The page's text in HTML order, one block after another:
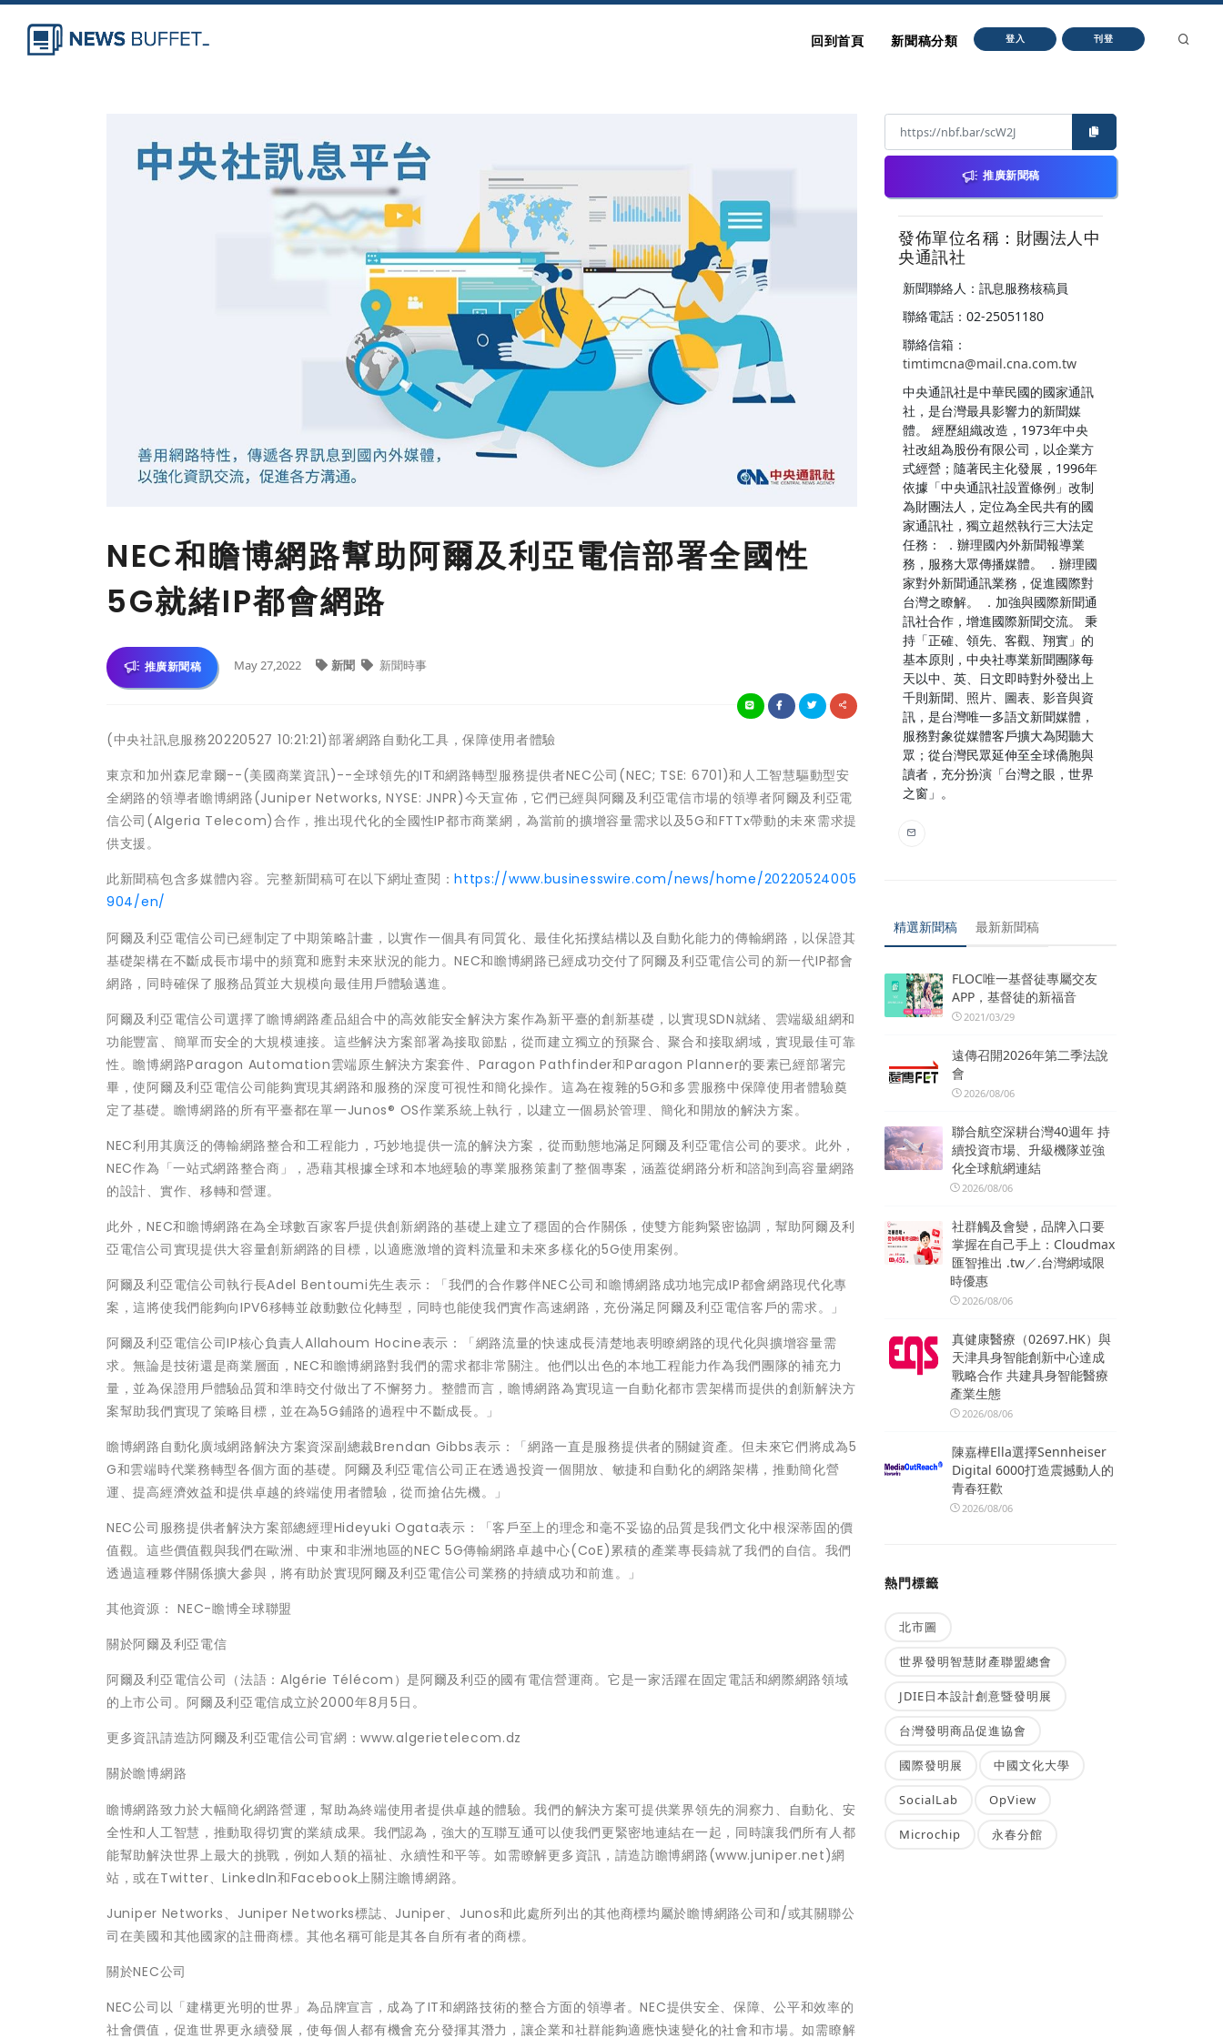
回到首頁 新聞稿分類 登入 刊登
NEC和瞻博網路幫助阿爾及利亞電信部署全國性
5G就緒IP都會網路
推廣新聞稿 May 27,2022 新聞 新聞時事
(中央社訊息服務20220527 10:21:21)部署網路自動化工具，保障使用者體驗
東京和加州森尼韋爾--(美國商業資訊)--全球領先的IT和網路轉型服務提供者NEC公司(NEC; TSE: 6701)和人工智慧驅動型安
全網路的領導者瞻博網路(Juniper Networks, NYSE: JNPR)今天宣佈，它們已經與阿爾及利亞電信市場的領導者阿爾及利亞電
信公司(Algeria Telecom)合作，推出現代化的全國性IP都市商業網，為當前的擴增容量需求以及5G和FTTx帶動的未來需求提
供支援。
此新聞稿包含多媒體內容。完整新聞稿可在以下網址查閱：https://www.businesswire.com/news/home/20220524005
904/en/
阿爾及利亞電信公司已經制定了中期策略計畫，以實作一個具有同質化、最佳化拓撲結構以及自動化能力的傳輸網路，以保證其
基礎架構在不斷成長市場中的頻寬和應對未來狀況的能力。NEC和瞻博網路已經成功交付了阿爾及利亞電信公司的新一代IP都會
網路，同時確保了服務品質並大規模向最佳用戶體驗邁進。
阿爾及利亞電信公司選擇了瞻博網路產品組合中的高效能安全解決方案作為新平臺的創新基礎，以實現SDN就緒、雲端級組網和
功能豐富、簡單而安全的大規模連接。這些解決方案部署為接取節點，從而建立獨立的預聚合、聚合和接取網域，實現最佳可靠
性。瞻博網路Paragon Automation雲端原生解決方案套件、Paragon Pathfinder和Paragon Planner的要素已經部署完
畢，使阿爾及利亞電信公司能夠實現其網路和服務的深度可視性和簡化操作。這為在複雜的5G和多雲服務中保障使用者體驗奠
定了基礎。瞻博網路的所有平臺都在單一Junos® OS作業系統上執行，以建立一個易於管理、簡化和開放的解決方案。
NEC利用其廣泛的傳輸網路整合和工程能力，巧妙地提供一流的解決方案，從而動態地滿足阿爾及利亞電信公司的要求。此外，
NEC作為「一站式網路整合商」，憑藉其根據全球和本地經驗的專業服務策劃了整個專案，涵蓋從網路分析和諮詢到高容量網路
的設計、實作、移轉和營運。
此外，NEC和瞻博網路在為全球數百家客戶提供創新網路的基礎上建立了穩固的合作關係，使雙方能夠緊密協調，幫助阿爾及利
亞電信公司實現提供大容量創新網路的目標，以適應激增的資料流量和未來多樣化的5G使用案例。
阿爾及利亞電信公司執行長Adel Bentoumi先生表示：「我們的合作夥伴NEC公司和瞻博網路成功地完成IP都會網路現代化專
案，這將使我們能夠向IPV6移轉並啟動數位化轉型，同時也能使我們實作高速網路，充份滿足阿爾及利亞電信客戶的需求。」
阿爾及利亞電信公司IP核心負責人Allahoum Hocine表示：「網路流量的快速成長清楚地表明瞭網路的現代化與擴增容量需
求。無論是技術還是商業層面，NEC和瞻博網路對我們的需求都非常關注。他們以出色的本地工程能力作為我們團隊的補充力
量，並為保證用戶體驗品質和準時交付做出了不懈努力。整體而言，瞻博網路為實現這一自動化都市雲架構而提供的創新解決方
案幫助我們實現了策略目標，並在為5G鋪路的過程中不斷成長。」
瞻博網路自動化廣域網路解決方案資深副總裁Brendan Gibbs表示：「網路一直是服務提供者的關鍵資產。但未來它們將成為5
G和雲端時代業務轉型各個方面的基礎。阿爾及利亞電信公司正在透過投資一個開放、敏捷和自動化的網路架構，推動簡化營
運、提高經濟效益和提供卓越的終端使用者體驗，從而搶佔先機。」
NEC公司服務提供者解決方案部總經理Hideyuki Ogata表示：「客戶至上的理念和毫不妥協的品質是我們文化中根深蒂固的價
值觀。這些價值觀與我們在歐洲、中東和非洲地區的NEC 5G傳輸網路卓越中心(CoE)累積的產業專長鑄就了我們的自信。我們
透過這種夥伴關係擴大參與，將有助於實現阿爾及利亞電信公司業務的持續成功和前進。」
其他資源： NEC-瞻博全球聯盟
關於阿爾及利亞電信
阿爾及利亞電信公司（法語：Algérie Télécom）是阿爾及利亞的國有電信營運商。它是一家活躍在固定電話和網際網路領域
的上市公司。阿爾及利亞電信成立於2000年8月5日。
更多資訊請造訪阿爾及利亞電信公司官網：www.algerietelecom.dz
關於瞻博網路
瞻博網路致力於大幅簡化網路營運，幫助為終端使用者提供卓越的體驗。我們的解決方案可提供業界領先的洞察力、自動化、安
全性和人工智慧，推動取得切實的業績成果。我們認為，強大的互聯互通可以使我們更緊密地連結在一起，同時讓我們所有人都
能幫助解決世界上最大的挑戰，例如人類的福祉、永續性和平等。如需瞭解更多資訊，請造訪瞻博網路(www.juniper.net)網
站，或在Twitter、LinkedIn和Facebook上關注瞻博網路。
Juniper Networks、Juniper Networks標誌、Juniper、Junos和此處所列出的其他商標均屬於瞻博網路公司和/或其關聯公
司在美國和其他國家的註冊商標。其他名稱可能是其各自所有者的商標。
關於NEC公司
NEC公司以「建構更光明的世界」為品牌宣言，成為了IT和網路技術的整合方面的領導者。NEC提供安全、保障、公平和效率的
社會價值，促進世界更永續發展，使每個人都有機會充分發揮其潛力，讓企業和社群能夠適應快速變化的社會和市場。如需瞭解
推廣新聞稿
發佈單位名稱：財團法人中
央通訊社
新聞聯絡人：訊息服務核稿員
聯絡電話：02-25051180
聯絡信箱：
timtimcna@mail.cna.com.tw
中央通訊社是中華民國的國家通訊
社，是台灣最具影響力的新聞媒
體。 經歷組織改造，1973年中央
社改組為股份有限公司，以企業方
式經營；隨著民主化發展，1996年
依據「中央通訊社設置條例」改制
為財團法人，定位為全民共有的國
家通訊社，獨立超然執行三大法定
任務： ．辦理國內外新聞報導業
務，服務大眾傳播媒體。 ．辦理國
家對外新聞通訊業務，促進國際對
台灣之瞭解。 ．加強與國際新聞通
訊社合作，增進國際新聞交流。 秉
持「正確、領先、客觀、翔實」的
基本原則，中央社專業新聞團隊每
天以中、英、日文即時對外發出上
千則新聞、照片、圖表、影音與資
訊，是台灣唯一多語文新聞媒體，
服務對象從媒體客戶擴大為閱聽大
眾；從台灣民眾延伸至全球僑胞與
讀者，充分扮演「台灣之眼，世界
之窗」。
精選新聞稿 最新新聞稿
FLOC唯一基督徒專屬交友
APP，基督徒的新福音
2021/03/29
遠傳召開2026年第二季法說
會
2026/08/06
聯合航空深耕台灣40週年 持
續投資市場、升級機隊並強
化全球航網連結
2026/08/06
社群觸及會變，品牌入口要
掌握在自己手上：Cloudmax
匯智推出 .tw／.台灣網域限
時優惠
2026/08/06
真健康醫療（02697.HK）與
天津具身智能創新中心達成
戰略合作 共建具身智能醫療
產業生態
2026/08/06
陳嘉樺Ella選擇Sennheiser
Digital 6000打造震撼動人的
青春狂歡
2026/08/06
熱門標籤
北市圖
世界發明智慧財產聯盟總會
JDIE日本設計創意暨發明展
台灣發明商品促進協會
國際發明展 中國文化大學
SocialLab OpView
Microchip 永春分館